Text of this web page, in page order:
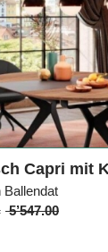
Capri mit
Ballendat
5’547.00